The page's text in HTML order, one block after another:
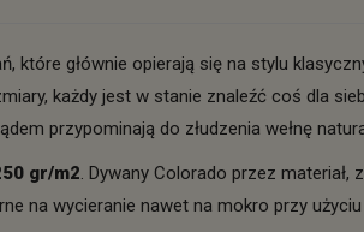
które głównie opierają się na stylu
każdy jest w stanie znaleźć coś dla
przypominają do złudzenia wełnę
gr/m2. Dywany Colorado przez
na wycieranie nawet na mokro przy